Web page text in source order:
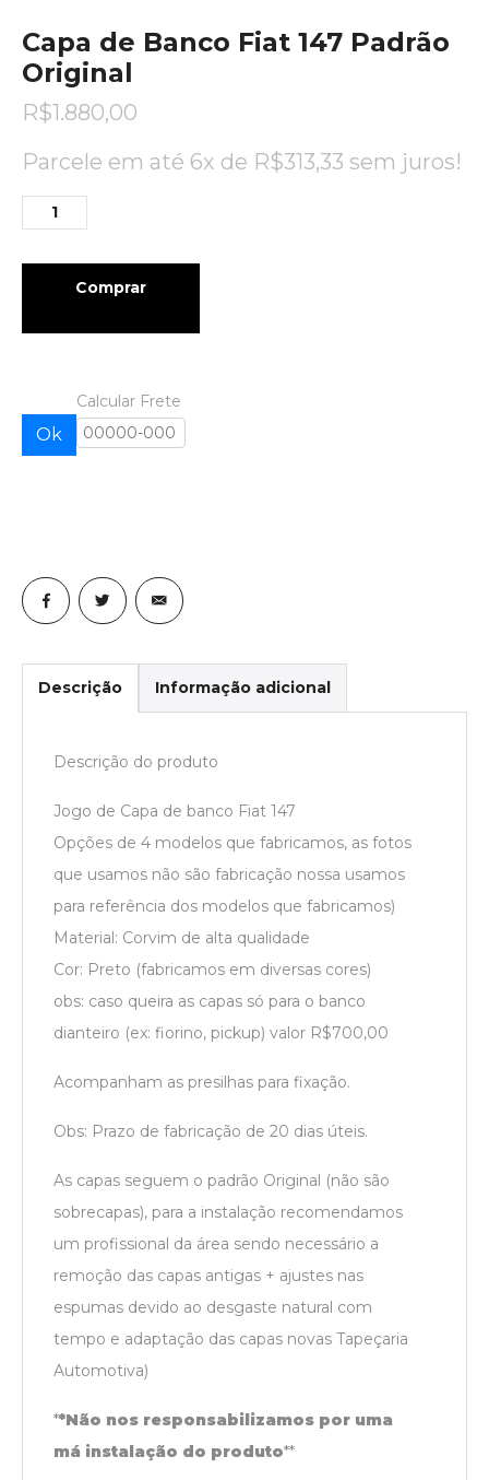
Capa de Banco Fiat 147 Padrão
Original
R$1.880,00
Parcele em até 6x de R$313,33 sem juros!
Comprar
Calcular Frete
Ok
Descrição Informação adicional
Descrição do produto
Jogo de Capa de banco Fiat 147
Opções de 4 modelos que fabricamos, as fotos
que usamos não são fabricação nossa usamos
para referência dos modelos que fabricamos)
Material: Corvim de alta qualidade
Cor: Preto (fabricamos em diversas cores)
obs: caso queira as capas só para o banco
dianteiro (ex: fiorino, pickup) valor R$700,00
Acompanham as presilhas para fixação.
Obs: Prazo de fabricação de 20 dias úteis.
As capas seguem o padrão Original (não são
sobrecapas), para a instalação recomendamos
um profissional da área sendo necessário a
remoção das capas antigas + ajustes nas
espumas devido ao desgaste natural com
tempo e adaptação das capas novas Tapeçaria
Automotiva)
**Não nos responsabilizamos por uma
má instalação do produto**